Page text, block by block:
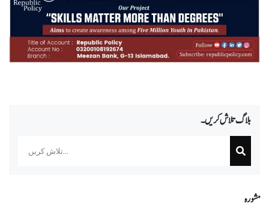
بلاگ تلاش کریں۔
مشورہ